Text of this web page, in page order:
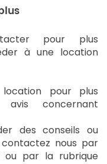
pour plus
à une location
pour plus
avis concernant
des conseils ou
nous par
ou par la rubrique